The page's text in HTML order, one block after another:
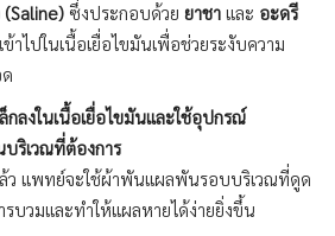
(Saline) ซึ่งประกอบด้วย ยาชา และ อะดรี
เข้าไปในเนื้อเยื่อไขมันเพื่อช่วยระงับความ
ลงในเนื้อเยื่อไขมันและใช้อุปกรณ์
ริเวณที่ต้องการ
ล้ว แพทย์จะใช้ผ้าพันแผลพันรอบบริเวณที่ดูด
บวมและทำให้แผลหายได้ง่ายยิ่งขึ้น